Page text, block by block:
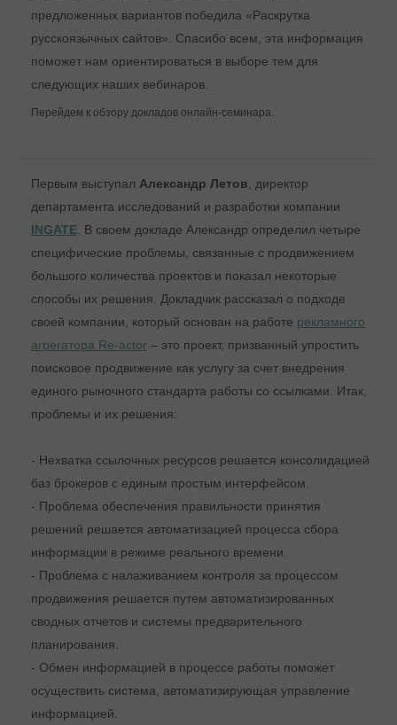
предложенных вариантов победила «Раскрутка
русскоязычных сайтов». Спасибо всем, эта информация
поможет нам ориентироваться в выборе тем для
следующих наших вебинаров.
Перейдем к обзору докладов онлайн-семинара.
Первым выступал Александр Летов , директор
департамента исследований и разработки компании
INGATE. В своем докладе Александр определил четыре
специфические проблемы, связанные с продвижением
большого количества проектов и показал некоторые
способы их решения. Докладчик рассказал о подходе
своей компании, который основан на работе рекламного
агрегатора Re-actor – это проект, призванный упростить
поисковое продвижение как услугу за счет внедрения
единого рыночного стандарта работы со ссылками. Итак,
проблемы и их решения:
- Нехватка ссылочных ресурсов решается консолидацией
баз брокеров с единым простым интерфейсом.
- Проблема обеспечения правильности принятия
решений решается автоматизацией процесса сбора
информации в режиме реального времени.
- Проблема с налаживанием контроля за процессом
продвижения решается путем автоматизированных
сводных отчетов и системы предварительного
планирования.
- Обмен информацией в процессе работы поможет
осуществить система, автоматизирующая управление
информацией.